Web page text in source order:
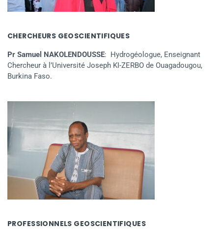
CHERCHEURS GEOSCIENTIFIQUES
Pr Samuel NAKOLENDOUSSE: Hydrogéologue, Enseignant
Chercheur à l’Université Joseph KI-ZERBO de Ouagadougou,
Burkina Faso.
PROFESSIONNELS GEOSCIENTIFIQUES